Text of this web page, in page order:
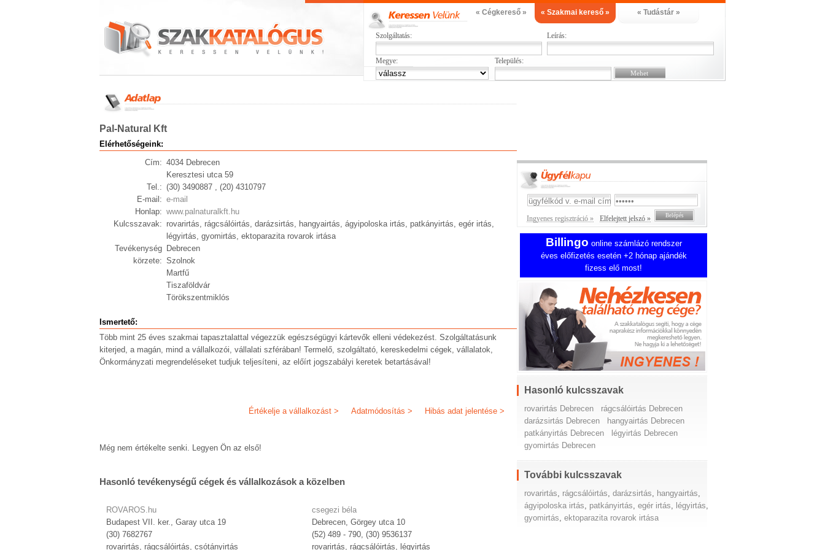
« Cégkereső » « Szakmai kereső » « Tudástár »
Szolgáltatás: Leírás:
Megye: Település:
Pal-Natural Kft
Elérhetőségeink:
Cím: 4034 Debrecen
Keresztesi utca 59
Tel.: (30) 3490887 , (20) 4310797
E-mail: e-mail
Honlap: www.palnaturalkft.hu
Kulcsszavak: rovarirtás, rágcsálóirtás, darázsirtás, hangyairtás, ágyipoloska irtás, patkányirtás, egér irtás,
légyirtás, gyomirtás, ektoparazita rovarok irtása
Tevékenység
körzete:
Debrecen
Szolnok
Martfű
Tiszaföldvár
Törökszentmiklós
Ismertető:
Több mint 25 éves szakmai tapasztalattal végezzük egészségügyi kártevők elleni védekezést. Szolgáltatásunk
kiterjed, a magán, mind a vállalkozói, vállalati szférában! Termelő, szolgáltató, kereskedelmi cégek, vállalatok,
Önkormányzati megrendeléseket tudjuk teljesíteni, az előírt jogszabályi keretek betartásával!
Hibás adat jelentése >
Adatmódosítás >
Értékelje a vállalkozást >
Még nem értékelte senki. Legyen Ön az első!
Hasonló tevékenységű cégek és vállalkozások a közelben
ROVAROS.hu
Budapest VII. ker., Garay utca 19
(30) 7682767
rovarirtás, rágcsálóirtás, csótányirtás
csegezi béla
Debrecen, Görgey utca 10
(52) 489 - 790, (30) 9536137
rovarirtás, rágcsálóirtás, légyirtás
Ingyenes regisztráció » Elfelejtett jelszó »
Billingo online számlázó rendszer
éves előfizetés esetén +2 hónap ajándék
fizess elő most!
Hasonló kulcsszavak
rovarirtás Debrecen
rágcsálóirtás Debrecen
darázsirtás Debrecen
hangyairtás Debrecen
patkányirtás Debrecen
légyirtás Debrecen
gyomirtás Debrecen
További kulcsszavak
rovarirtás, rágcsálóirtás,darázsirtás, hangyairtás,
ágyipoloska irtás, patkányirtás,egér irtás, légyirtás,
gyomirtás,ektoparazita rovarok irtása